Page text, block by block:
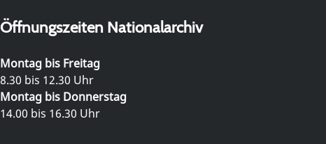
Öffnungszeiten Nationalarchiv
Montag bis Freitag
8.30 bis 12.30 Uhr
Montag bis Donnerstag
14.00 bis 16.30 Uhr